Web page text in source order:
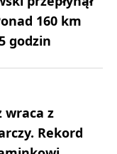
160 km
godzin
wraca z
Rekord